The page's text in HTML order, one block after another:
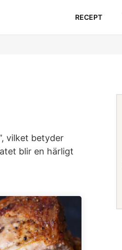
RECEPT
vilket betyder
blir en härligt